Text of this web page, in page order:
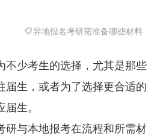
异地报名考研需准备哪些材料
不少考生的选择，尤其是那些
届生，或者为了选择更合适的
生。
研与本地报考在流程和所需材